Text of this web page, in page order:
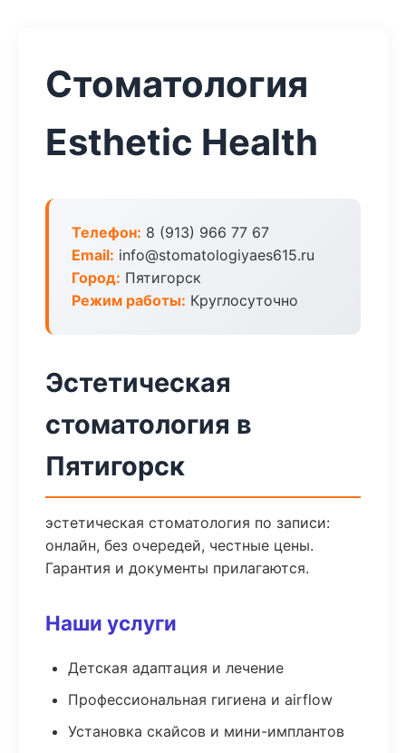
Стоматология
Esthetic Health
Телефон: 8 (913) 966 77 67
Email: info@stomatologiyaes615.ru
Город: Пятигорск
Режим работы: Круглосуточно
Эстетическая
стоматология в
Пятигорск
эстетическая стоматология по записи:
онлайн, без очередей, честные цены.
Гарантия и документы прилагаются.
Наши услуги
Детская адаптация и лечение
Профессиональная гигиена и airflow
Установка скайсов и мини-имплантов